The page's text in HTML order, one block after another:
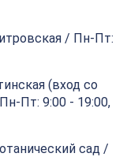
/ Пн-Пт:
(вход со
Пт: 9:00 - 19:00,
сад /